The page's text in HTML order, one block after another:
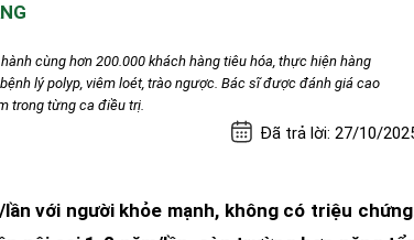
cùng hơn 200.000 khách hàng tiêu hóa, thực hiện hàng
lý polyp, viêm loét, trào ngược. Bác sĩ được đánh giá cao
trong từng ca điều trị.
Đã trả lời: 27/10/
với người khỏe mạnh, không có triệu